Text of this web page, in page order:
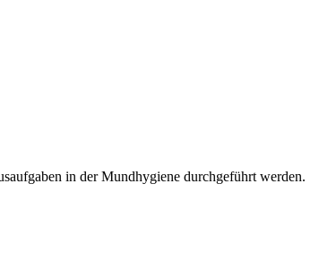
in der Mundhygiene durchgeführt werden.